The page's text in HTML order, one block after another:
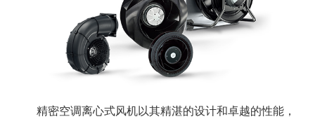
精密空调离心式风机以其精湛的设计和卓越的性能，